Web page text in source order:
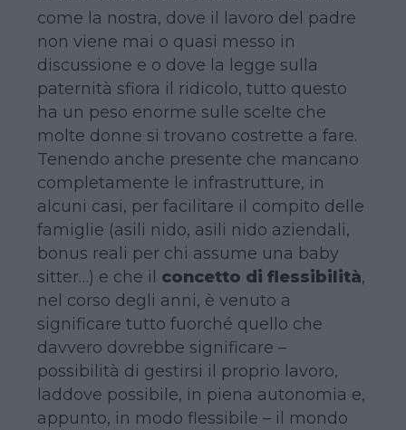
come la nostra, dove il lavoro del padre
non viene mai o quasi messo in
discussione e o dove la legge sulla
paternità sfiora il ridicolo, tutto questo
ha un peso enorme sulle scelte che
molte donne si trovano costrette a fare.
Tenendo anche presente che mancano
completamente le infrastrutture, in
alcuni casi, per facilitare il compito delle
famiglie (asili nido, asili nido aziendali,
bonus reali per chi assume una baby
sitter…) e che il concetto di flessibilità,
nel corso degli anni, è venuto a
significare tutto fuorché quello che
davvero dovrebbe significare –
possibilità di gestirsi il proprio lavoro,
laddove possibile, in piena autonomia e,
appunto, in modo flessibile – il mondo